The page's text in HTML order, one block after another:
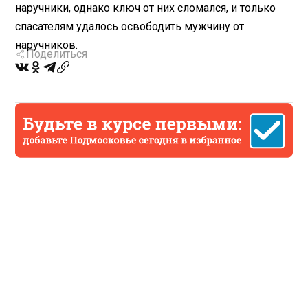
наручники, однако ключ от них сломался, и только
спасателям удалось освободить мужчину от
наручников.
Поделиться